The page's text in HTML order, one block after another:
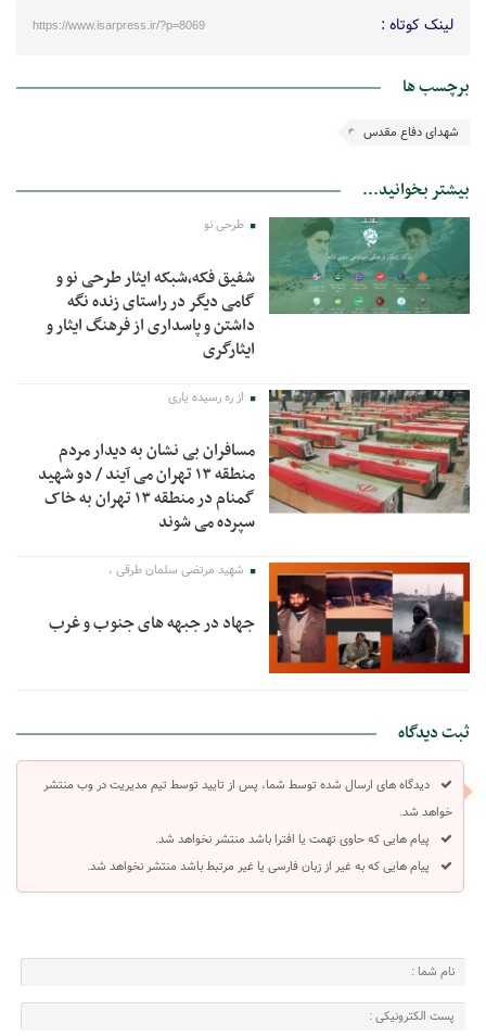
لینک کوتاه : https://www.isarpress.ir/?p=8069
برچسب ها
شهدای دفاع مقدس
بیشتر بخوانید...
طرحی نو
شفیق فکه،شبکه ایثار طرحی نو و
گامی دیگر در راستای زنده نگه
داشتن و پاسداری از فرهنگ ایثار و
ایثارگری
از ره رسیده یاری
مسافران بی نشان به دیدار مردم
منطقه ۱۳ تهران می آیند / دو شهید
گمنام در منطقه ۱۳ تهران به خاک
سپرده می شوند
شهید مرتضی سلمان طرقی ،
جهاد در جبهه های جنوب و غرب
ثبت دیدگاه
دیدگاه های ارسال شده توسط شما، پس از تایید توسط تیم مدیریت در وب منتشر
خواهد شد.
پیام هایی که حاوی تهمت یا افترا باشد منتشر نخواهد شد.
پیام هایی که به غیر از زبان فارسی یا غیر مرتبط باشد منتشر نخواهد شد.